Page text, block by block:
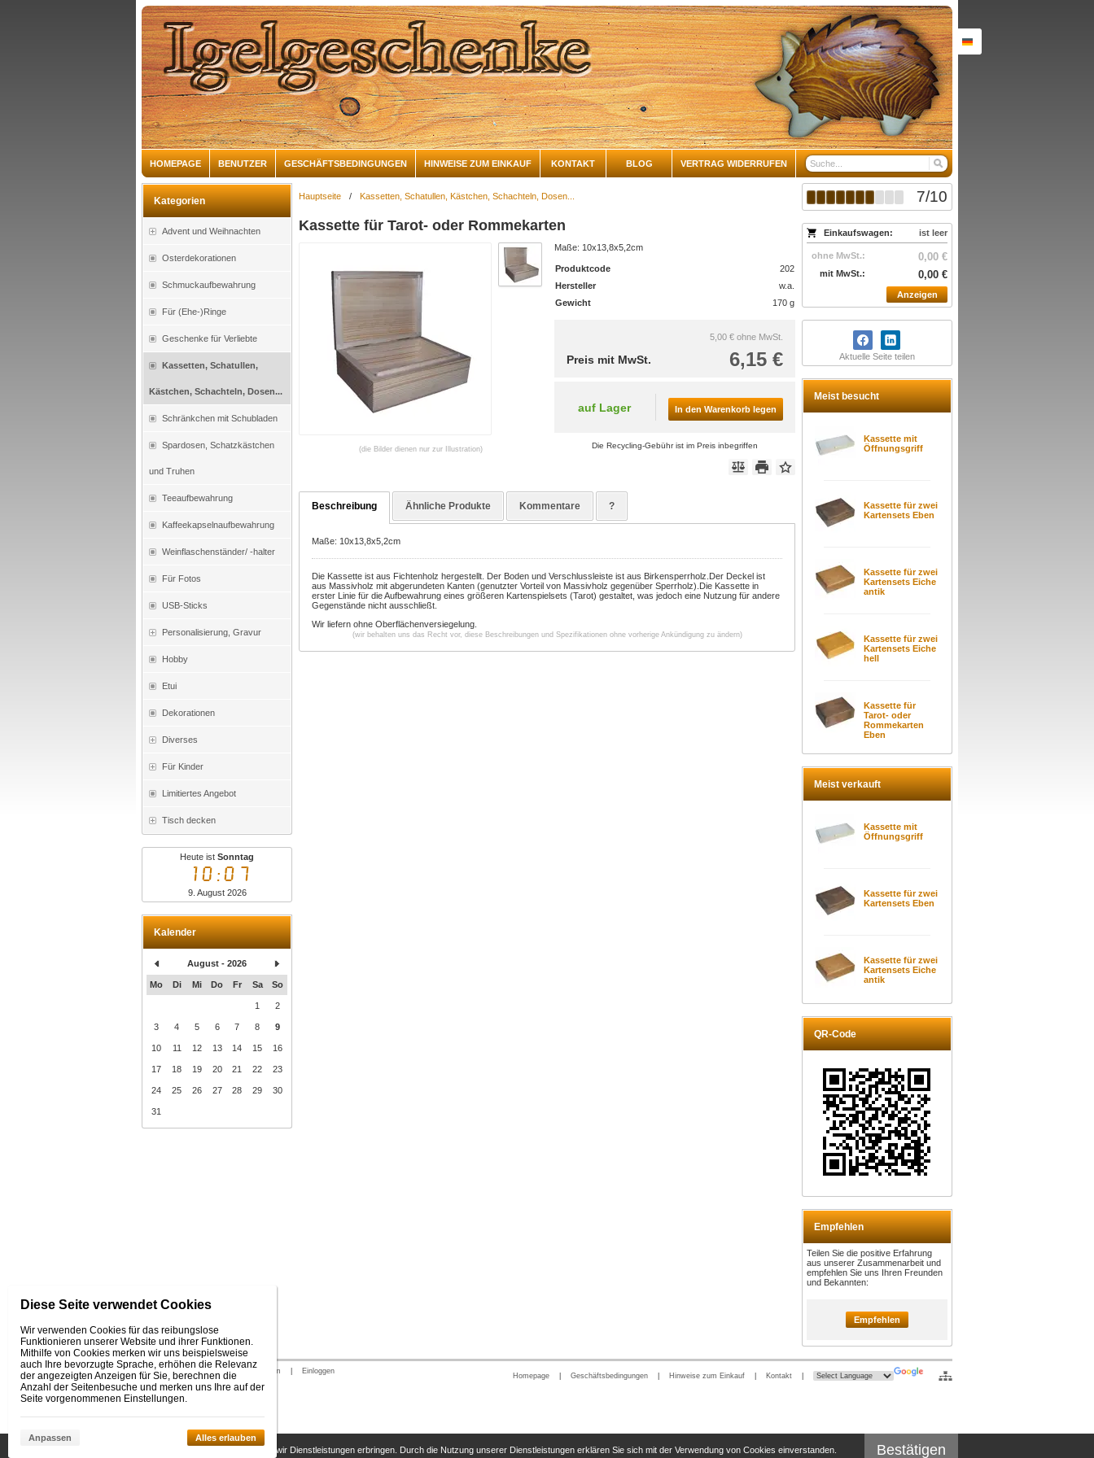
HOMEPAGE BENUTZER GESCHÄFTSBEDINGUNGEN HINWEISE ZUM EINKAUF KONTAKT BLOG VERTRAG WIDERRUFEN
Kategorien
Advent und Weihnachten
Osterdekorationen
Schmuckaufbewahrung
Für (Ehe-)Ringe
Geschenke für Verliebte
Kassetten, Schatullen,
Kästchen, Schachteln, Dosen...
Schränkchen mit Schubladen
Spardosen, Schatzkästchen
und Truhen
Teeaufbewahrung
Kaffeekapselnaufbewahrung
Weinflaschenständer/ -halter
Für Fotos
USB-Sticks
Personalisierung, Gravur
Hobby
Etui
Dekorationen
Diverses
Für Kinder
Limitiertes Angebot
Tisch decken
Heute istSonntag
10:07
9. August 2026
Kalender
August - 2026
Mo Di Mi Do Fr Sa So
1 2
3 4 5 6 7 8 9
10 11 12 13 14 15 16
17 18 19 20 21 22 23
24 25 26 27 28 29 30
31
7/10
Einkaufswagen: ist leer
ohne MwSt.: 0,00 €
mit MwSt.: 0,00 €
Anzeigen
Aktuelle Seite teilen
Meist besucht
Kassette mit
Öffnungsgriff
Kassette für zwei
Kartensets Eben
Kassette für zwei
Kartensets Eiche
antik
Kassette für zwei
Kartensets Eiche
hell
Kassette für
Tarot- oder
Rommekarten
Eben
Meist verkauft
Kassette mit
Öffnungsgriff
Kassette für zwei
Kartensets Eben
Kassette für zwei
Kartensets Eiche
antik
QR-Code
Empfehlen
Teilen Sie die positive Erfahrung
aus unserer Zusammenarbeit und
empfehlen Sie uns Ihren Freunden
und Bekannten:
Empfehlen
Hauptseite / Kassetten, Schatullen, Kästchen, Schachteln, Dosen...
Kassette für Tarot- oder Rommekarten
(die Bilder dienen nur zur Illustration)
Maße: 10x13,8x5,2cm
Produktcode
202
Hersteller
w.a.
Gewicht
170 g
5,00 € ohne MwSt.
6,15 €
Preis mit MwSt.
auf Lager In den Warenkorb legen
Die Recycling-Gebühr ist im Preis inbegriffen
Beschreibung Ähnliche Produkte Kommentare ?
Maße: 10x13,8x5,2cm
Die Kassette ist aus Fichtenholz hergestellt. Der Boden und Verschlussleiste ist aus Birkensperrholz Der Deckel ist
aus Massivholz mit abgerundeten Kanten (genutzter Vorteil von Massivholz gegenüber Sperrholz). Die Kassette in
erster Linie für die Aufbewahrung eines größeren Kartenspielsets (Tarot) gestaltet, was jedoch eine Nutzung für andere
Gegenstände nicht ausschließt.
Wir liefernohne Oberflächenversiegelung.
(wir behalten uns das Recht vor, diese Beschreibungen und Spezifikationen ohne vorherige Ankündigung zu ändern)
© 2026 WEXBO | www.wexbo.com Einloggen
Homepage Geschäftsbedingungen Hinweise zum Einkauf Kontakt
Diese Seite benutzt Cookies, damit wir Dienstleistungen erbringen. Durch die Nutzung unserer Dienstleistungen erklären Sie sich mit der Verwendung von Cookies einverstanden. Bestätigen
Diese Seite verwendet Cookies
Wir verwenden Cookies für das reibungslose
Funktionieren unserer Website und ihrer Funktionen.
Mithilfe von Cookies merken wir uns beispielsweise
auch Ihre bevorzugte Sprache, erhöhen die Relevanz
der angezeigten Anzeigen für Sie, berechnen die
Anzahl der Seitenbesuche und merken uns Ihre auf der
Seite vorgenommenen Einstellungen.
Anpassen Alles erlauben